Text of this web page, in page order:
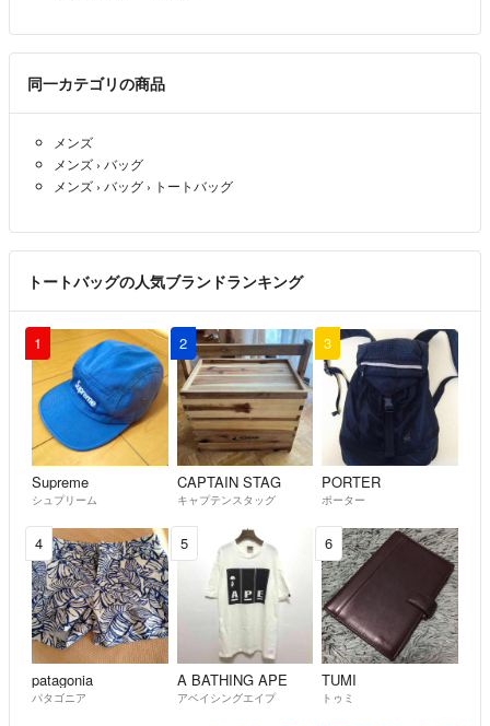
同一カテゴリの商品
メンズ
メンズ › バッグ
メンズ › バッグ › トートバッグ
トートバッグの人気ブランドランキング
1
Supreme
シュプリーム
2
CAPTAIN STAG
キャプテンスタッグ
3
PORTER
ポーター
4
patagonia
パタゴニア
5
A BATHING APE
アベイシングエイプ
6
TUMI
トゥミ